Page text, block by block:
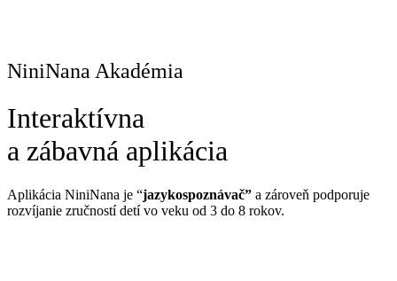
NiniNana Akadémia
Interaktívna
a zábavná aplikácia
Aplikácia NiniNana je “jazykospoznávač” a zároveň podporuje
rozvíjanie zručností detí vo veku od 3 do 8 rokov.